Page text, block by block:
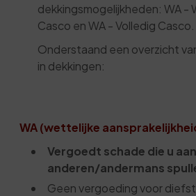
dekkingsmogelijkheden: WA -
Casco en WA - Volledig Casco.
Onderstaand een overzicht
in dekkingen:
WA (wettelijke
Vergoedt schade die u aan
anderen/andermans
Geen vergoeding voor